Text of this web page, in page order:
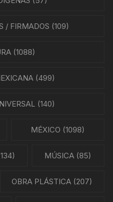
/ FIRMADOS (109)
(1088)
(499)
(140)
MÉXICO (1098)
MÚSICA (85)
OBRA PLÁSTICA (207)